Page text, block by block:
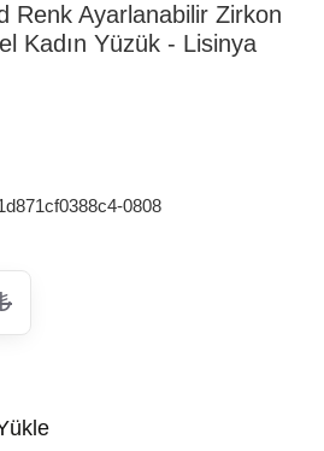
Renk Ayarlanabilir Zirkon
Kadın Yüzük - Lisinya
0808